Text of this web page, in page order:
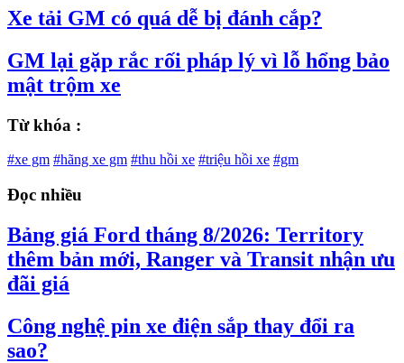
Từ khóa :
#xe gm #hãng xe gm #thu hồi xe #triệu hồi xe #gm
Đọc nhiều
Bảng giá Ford tháng 8/2026: Territory
thêm bản mới, Ranger và Transit nhận ưu
đãi giá
Công nghệ pin xe điện sắp thay đổi ra
sao?